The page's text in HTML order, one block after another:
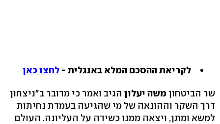
לקריאת ההסכם המלא באנגלית -לחצו כאן
שר הביטחון משה יעלון הגיב ואמר כי מדובר ב"ניצחון
דרך השקר וההונאה של מי שהגיעה בעמדת נחיתות
למשא ומתן, ויצאה ממנו כשידה על העליונה. העולם